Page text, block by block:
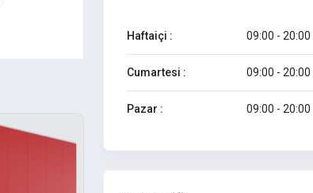
Haftaiçi : 09:00 - 20:00
Cumartesi : 09:00 - 20:00
Pazar : 09:00 - 20:00